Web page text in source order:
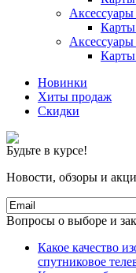
Новинки
Хиты продаж
Скидки
Будьте в курсе!
Новости, обзоры и
Вопросы о выборе и
Какое качество
спутниковое